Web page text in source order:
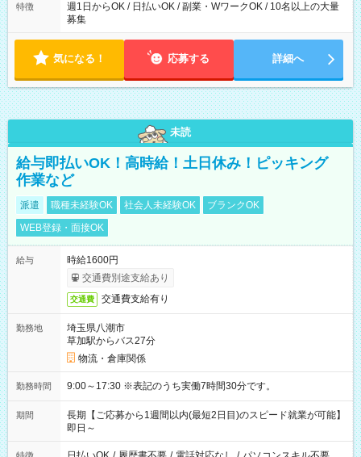
特徴
週1日からOK / 日払いOK / 副業・WワークOK / 10名以上の大量
募集
気になる！ 応募する 詳細へ
未読
給与即払いOK！高時給！土日休み！ピッキング
作業など
派遣 職種未経験OK 社会人未経験OK
ブランクOK
WEB登録・面接OK
給与
時給1600円
交通費別途支給あり
交通費 交通費支給有り
勤務地
埼玉県八潮市
草加駅からバス27分
物流・倉庫関係
勤務時間 9:00～17:30 ※表記のうち実働7時間30分です。
期間
長期【ご応募から1週間以内(最短2日目)のスピード就業が可能】
即日～